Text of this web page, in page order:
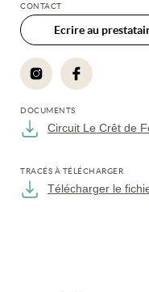
CONTACT
Ecrire au
DOCUMENTS
Circuit Le Crêt de
TRACÉS À TÉLÉCHARGER
Télécharger le